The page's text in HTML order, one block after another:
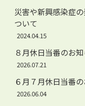
災害や新興感染症
ついて
2024.04.15
８月休日当番のお
2026.07.21
６月７月休日当番
2026.06.04